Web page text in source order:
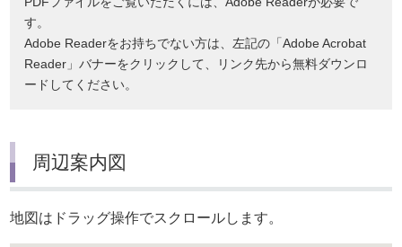
す。
Adobe Readerをお持ちでない方は、左記の「Adobe Acrobat
Reader」バナーをクリックして、リンク先から無料ダウンロ
ードしてください。
周辺案内図
地図はドラッグ操作でスクロールします。